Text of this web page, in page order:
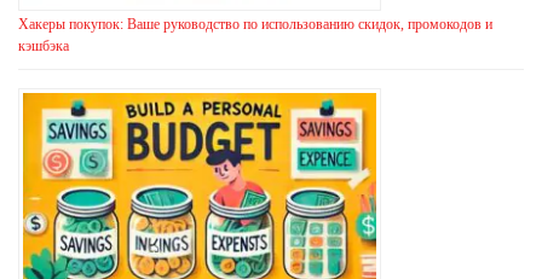
Хакеры покупок: Ваше руководство по использованию скидок, промокодов и
кэшбэка